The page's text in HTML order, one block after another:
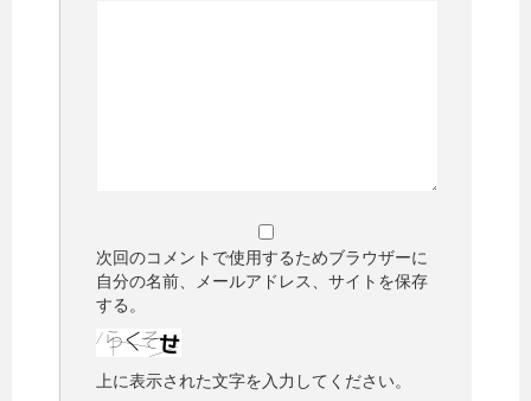
次回のコメントで使用するためブラウザーに
自分の名前、メールアドレス、サイトを保存
する。
上に表示された文字を入力してください。